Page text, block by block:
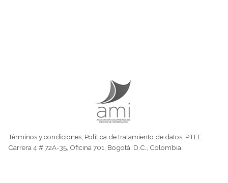
Términos y condiciones Política de tratamiento de datos PTEE.
Carrera 4 # 72A-35, Oficina 701, Bogotá, D.C., Colombia,